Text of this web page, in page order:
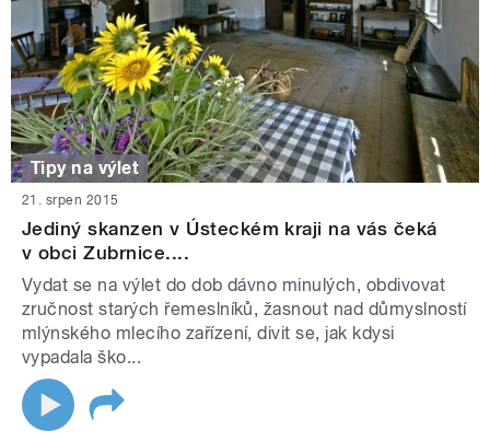
Tipy na výlet
21. srpen 2015
Jediný skanzen v Ústeckém kraji na vás čeká
v obci Zubrnice....
Vydat se na výlet do dob dávno minulých, obdivovat
zručnost starých řemeslníků, žasnout nad důmyslností
mlýnského mlecího zařízení, divit se, jak kdysi
vypadala ško...